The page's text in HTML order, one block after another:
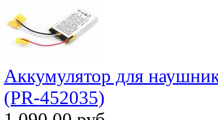
Аккумулятор для
(PR-452035)